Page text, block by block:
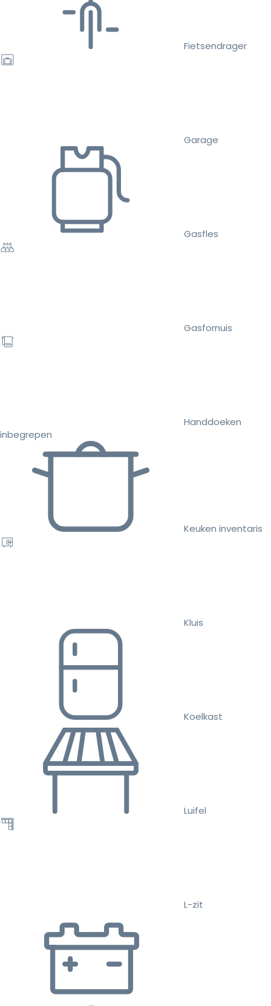
Fietsendrager
Garage
Gasfles
Gasfornuis
Handdoeken
inbegrepen
Keuken inventaris
Kluis
Koelkast
Luifel
L-zit